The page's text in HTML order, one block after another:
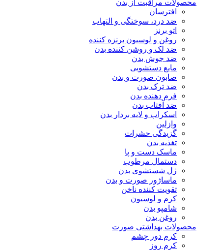
محصولات مراقبت از بدن
افترسان
ضد درد، سوختگی و التهاب
اتو برنز
روغن و لوسیون برنزه کننده
ضد لک و روشن کننده بدن
ضد جوش بدن
مایع دستشویی
صابون صورت و بدن
ضد ترک بدن
فرم دهنده بدن
ضد آفتاب بدن
اسکراب و لایه بردار بدن
وازلین
گزیدگی حشرات
تغذیه بدن
ماسک دست و پا
دستمال مرطوب
ژل شستشوی بدن
ماساژور صورت و بدن
تقویت کننده ناخن
کرم و لوسیون
شامپو بدن
روغن بدن
محصولات بهداشتی صورت
کرم دور چشم
کرم روز